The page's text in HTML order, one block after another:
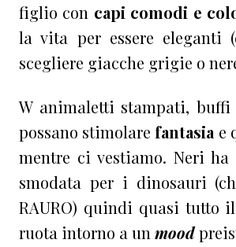
figlio con capi comodi e
la vita per essere eleganti
scegliere giacche grigie o
W animaletti stampati, buffi
possano stimolarefantasia e
mentre ci vestiamo. Neri ha
smodata per i dinosauri
RAURO) quindi quasi tutto
ruota intorno a un mood